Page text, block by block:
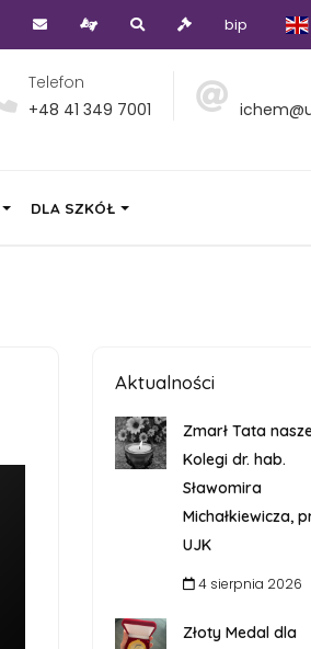
bip
Telefon
+48 41 349 7001
DLA SZKÓŁ
Aktualności
Zmarł Tata
Kolegi dr. hab.
Sławomira
Michałkiewicza,
UJK
4 sierpnia 2026
Złoty Medal dla